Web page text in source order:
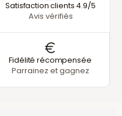
Satisfaction clients 4.9/5
Avis vérifiés
Fidélité récompensée
Parrainez et gagnez